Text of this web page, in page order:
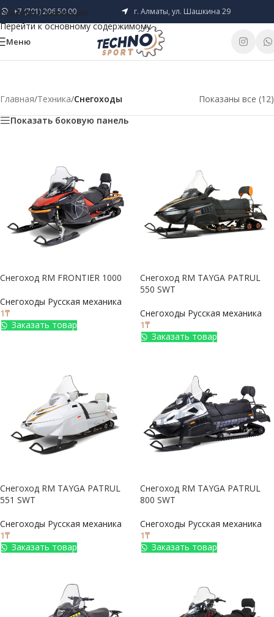
Перейти к навигации
Перейти к основному содержимому
+7 (701) 206 50 00 г. Алматы, ул. Шашкина 29
Меню
Главная/Техника/Снегоходы
Показаны все (12)
Показать боковую панель
Снегоход RM FRONTIER 1000
Снегоходы Русская механика
1₸
Заказать товар
Снегоход RM TAYGA PATRUL
550 SWT
Снегоходы Русская механика
1₸
Заказать товар
Снегоход RM TAYGA PATRUL
551 SWT
Снегоходы Русская механика
1₸
Заказать товар
Снегоход RM TAYGA PATRUL
800 SWT
Снегоходы Русская механика
1₸
Заказать товар